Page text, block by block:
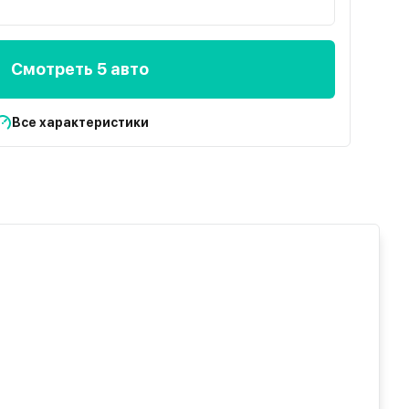
Смотреть 5 авто
Все характеристики